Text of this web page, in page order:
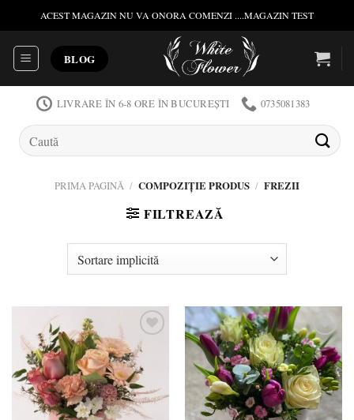
to
content
ACEST MAGAZIN NU VA ONORA COMENZI ....MAGAZIN TEST
BLOG
LIVRARE ÎN 6-8 ORE ÎN BUCUREȘTI 0735081383
Caută
după:
PRIMA PAGINĂ / COMPOZIȚIE PRODUS / FREZII
FILTREAZĂ
Add to
wishlist
Add to
wishlist